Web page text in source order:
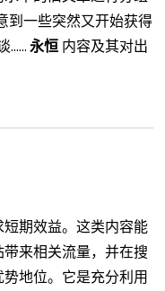
到一些突然又开始获得
……永恒 内容及其对出
期效益。这类内容能
来相关流量，并在搜
地位。它是充分利用